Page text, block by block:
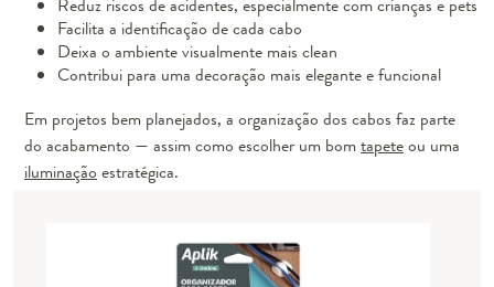
Reduz riscos de acidentes, especialmente com crianças e pets
Facilita a identificação de cada cabo
Deixa o ambiente visualmente mais clean
Contribui para uma decoração mais elegante e funcional
Em projetos bem planejados, a organização dos cabos faz parte
do acabamento — assim como escolher um bomtapeteou uma
iluminação estratégica.